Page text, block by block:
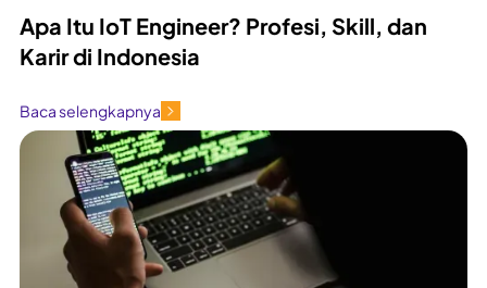
Apa Itu IoT Engineer? Profesi, Skill, dan
Karir di Indonesia
Baca selengkapnya